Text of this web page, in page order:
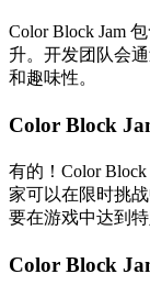
Color Block Jam
升。开发团队会
和趣味性。
Color Block
有的！Color
家可以在限时挑
要在游戏中达到特
Color Block